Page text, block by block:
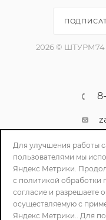
2026 © ШТУРМ74
г.
Для улучшения работы
пользователями мы
Яндекс Метрики.
с политикой обработки
согласие и разрешаете
осуществляемую с
Яндекс Метрики.. Для